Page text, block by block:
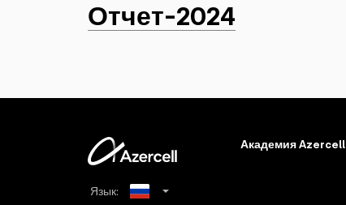
Отчет-2024
Язык:
Академия Azercell